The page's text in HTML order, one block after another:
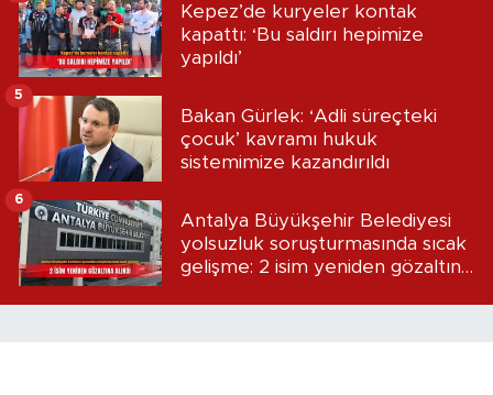
Kepez’de kuryeler kontak
kapattı: ‘Bu saldırı hepimize
yapıldı’
Bakan Gürlek: ‘Adli süreçteki
çocuk’ kavramı hukuk
sistemimize kazandırıldı
5
Antalya Büyükşehir Belediyesi
yolsuzluk soruşturmasında sıcak
gelişme: 2 isim yeniden gözaltına
6